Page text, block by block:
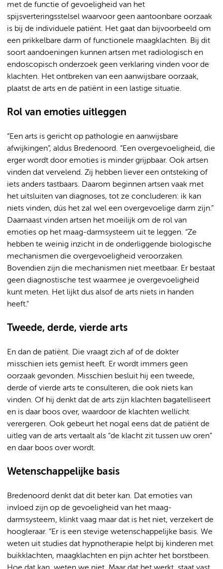
met de functie of gevoeligheid van het
spijsverteringsstelsel waarvoor geen aantoonbare oorzaak
is bij de individuele patiënt. Het gaat dan bijvoorbeeld om
een prikkelbare darm of functionele maagklachten. Bij dit
soort aandoeningen kunnen artsen met radiologisch en
endoscopisch onderzoek geen verklaring vinden voor de
klachten. Het ontbreken van een aanwijsbare oorzaak,
plaatst de arts en de patiënt in een lastige situatie.
Rol van emoties uitleggen
“Een arts is gericht op pathologie en aanwijsbare
afwijkingen”, aldus Bredenoord. “Een overgevoeligheid, die
erger wordt door emoties is minder grijpbaar. Ook artsen
vinden dat vervelend. Zij hebben liever een ontsteking of
iets anders tastbaars. Daarom beginnen artsen vaak met
het uitsluiten van diagnoses, tot ze concluderen: ik kan
niets vinden, dús het zal wel een overgevoelige darm zijn.”
Daarnaast vinden artsen het moeilijk om de rol van
emoties op het maag-darmsysteem uit te leggen. “Ze
hebben te weinig inzicht in de onderliggende biologische
mechanismen die overgevoeligheid veroorzaken.
Bovendien zijn die mechanismen niet meetbaar. Er bestaat
geen diagnostische test waarmee je overgevoeligheid
kunt meten. Het lijkt dus alsof de arts niets in handen
heeft.”
Tweede, derde, vierde arts
En dan de patiënt. Die vraagt zich af of de dokter
misschien iets gemist heeft. Er wordt immers geen
oorzaak gevonden. Misschien besluit hij een tweede,
derde of vierde arts te consulteren, die ook niets kan
vinden. Of hij denkt dat de arts zijn klachten bagatelliseert
en is daar boos over, waardoor de klachten wellicht
verergeren. Ook gebeurt het nogal eens dat de patiënt de
uitleg van de arts vertaalt als “de klacht zit tussen uw oren”
en daar boos over wordt.
Wetenschappelijke basis
Bredenoord denkt dat dit beter kan. Dat emoties van
invloed zijn op de gevoeligheid van het maag-
darmsysteem, klinkt vaag maar dat is het niet, verzekert de
hoogleraar. “Er is een stevige wetenschappelijke basis. We
weten uit studies dat hypnotherapie helpt bij kinderen met
buikklachten, maagklachten en pijn achter het borstbeen.